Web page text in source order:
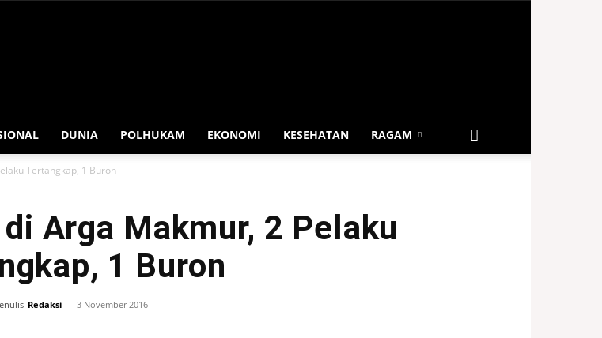
DUNIA POLHUKAM EKONOMI KESEHATAN RAGAM
Tertangkap, 1 Buron
Arga Makmur, 2 Pelaku
1 Buron
Redaksi - 3 November 2016